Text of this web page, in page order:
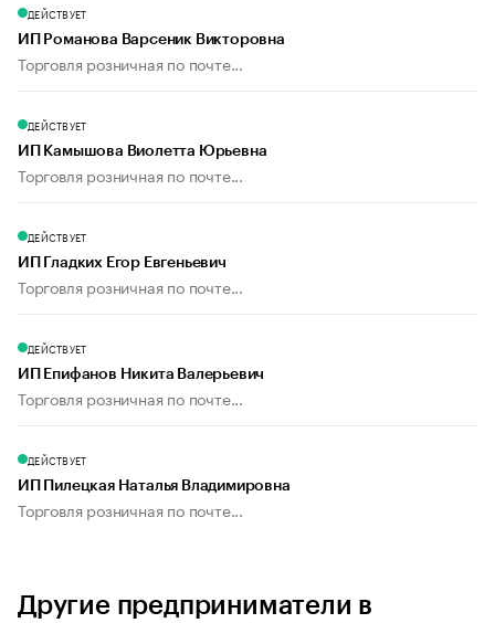
ДЕЙСТВУЕТ
ИП Романова Варсеник Викторовна
Торговля розничная по почте...
ДЕЙСТВУЕТ
ИП Камышова Виолетта Юрьевна
Торговля розничная по почте...
ДЕЙСТВУЕТ
ИП Гладких Егор Евгеньевич
Торговля розничная по почте...
ДЕЙСТВУЕТ
ИП Епифанов Никита Валерьевич
Торговля розничная по почте...
ДЕЙСТВУЕТ
ИП Пилецкая Наталья Владимировна
Торговля розничная по почте...
Другие предприниматели в